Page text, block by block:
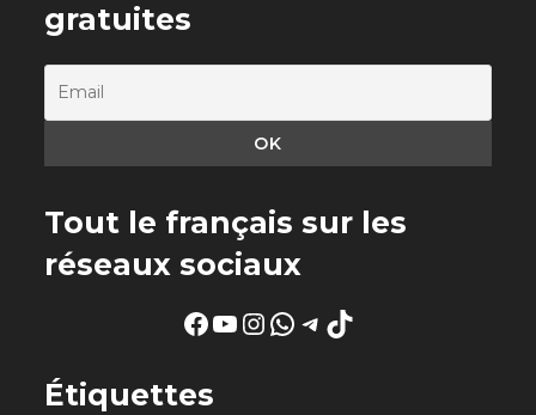
gratuites
Tout le français sur les
réseaux sociaux
Facebook
YouTube
Instagram
WhatsApp
Telegram
TikTok
Étiquettes